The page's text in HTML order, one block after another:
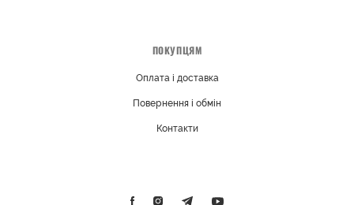
ПОКУПЦЯМ
Оплата і доставка
Повернення і обмін
Контакти